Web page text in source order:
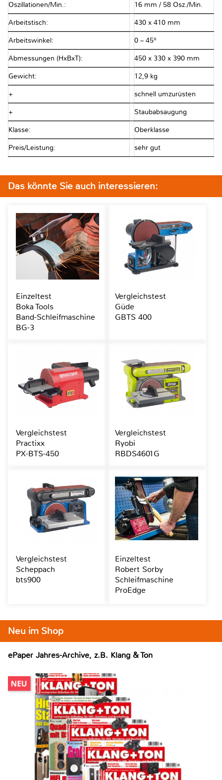
Oszillationen/Min.: 16 mm / 58 Osz./Min.
Arbeitstisch: 430 x 410 mm
Arbeitswinkel: 0 – 45°
Abmessungen (HxBxT): 450 x 330 x 390 mm
Gewicht: 12,9 kg
+ schnell umzurüsten
+ Staubabsaugung
Klasse: Oberklasse
Preis/Leistung: sehr gut
Neu im Shop
ePaper Jahres-Archive, z.B. Klang & Ton
Das könnte Sie auch interessieren:
Einzeltest
Boka Tools
Band-Schleifmaschine
BG-3
Vergleichstest
Güde
GBTS 400
Vergleichstest
Practixx
PX-BTS-450
Vergleichstest
Ryobi
RBDS4601G
Vergleichstest
Scheppach
bts900
Einzeltest
Robert Sorby
Schleifmaschine
ProEdge